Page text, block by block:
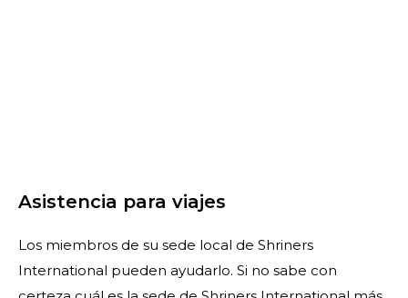
Asistencia para viajes
Los miembros de su sede local de Shriners
International pueden ayudarlo. Si no sabe con